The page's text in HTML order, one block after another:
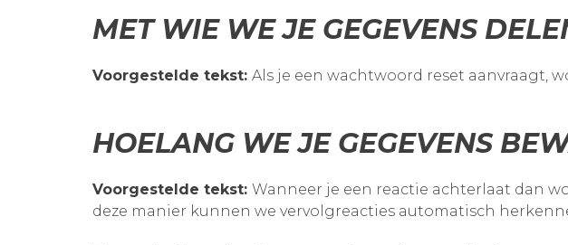
MET WIE WE JE GEGEVENS
Voorgestelde tekst: Als je een wachtwoord reset aanvraagt,
HOELANG WE JE GEGEVENS
Voorgestelde tekst: Wanneer je een reactie achterlaat dan
deze manier kunnen we vervolgreacties automatisch